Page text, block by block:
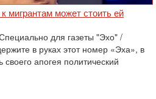
мигрантам может стоить ей
для газеты "Эхо" /
в руках этот номер «Эха», в
апогея политический